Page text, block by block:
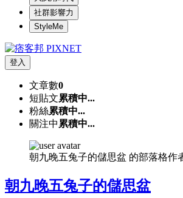
社群影響力
StyleMe
登入
文章數0
短貼文累積中...
粉絲累積中...
關注中 累積中...
朝九晚五兔子的儲思盆 的部落格作
朝九晚五兔子的儲思盆